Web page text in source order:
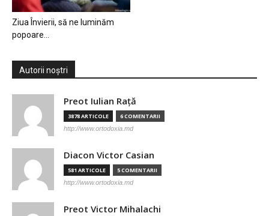
Ziua Învierii, să ne luminăm
popoare…
Autorii noștri
Preot Iulian Raţă
3878 ARTICOLE 6 COMENTARII
http://www.ortodoxia.md
Diacon Victor Casian
581 ARTICOLE 5 COMENTARII
http://www.ortodoxia.md
Preot Victor Mihalachi